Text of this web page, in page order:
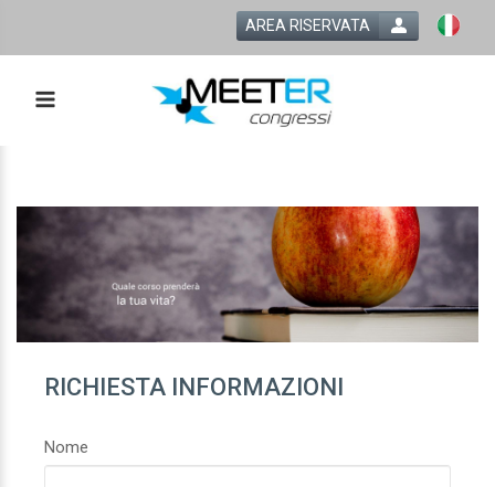
AREA RISERVATA
RICHIESTA INFORMAZIONI
Nome